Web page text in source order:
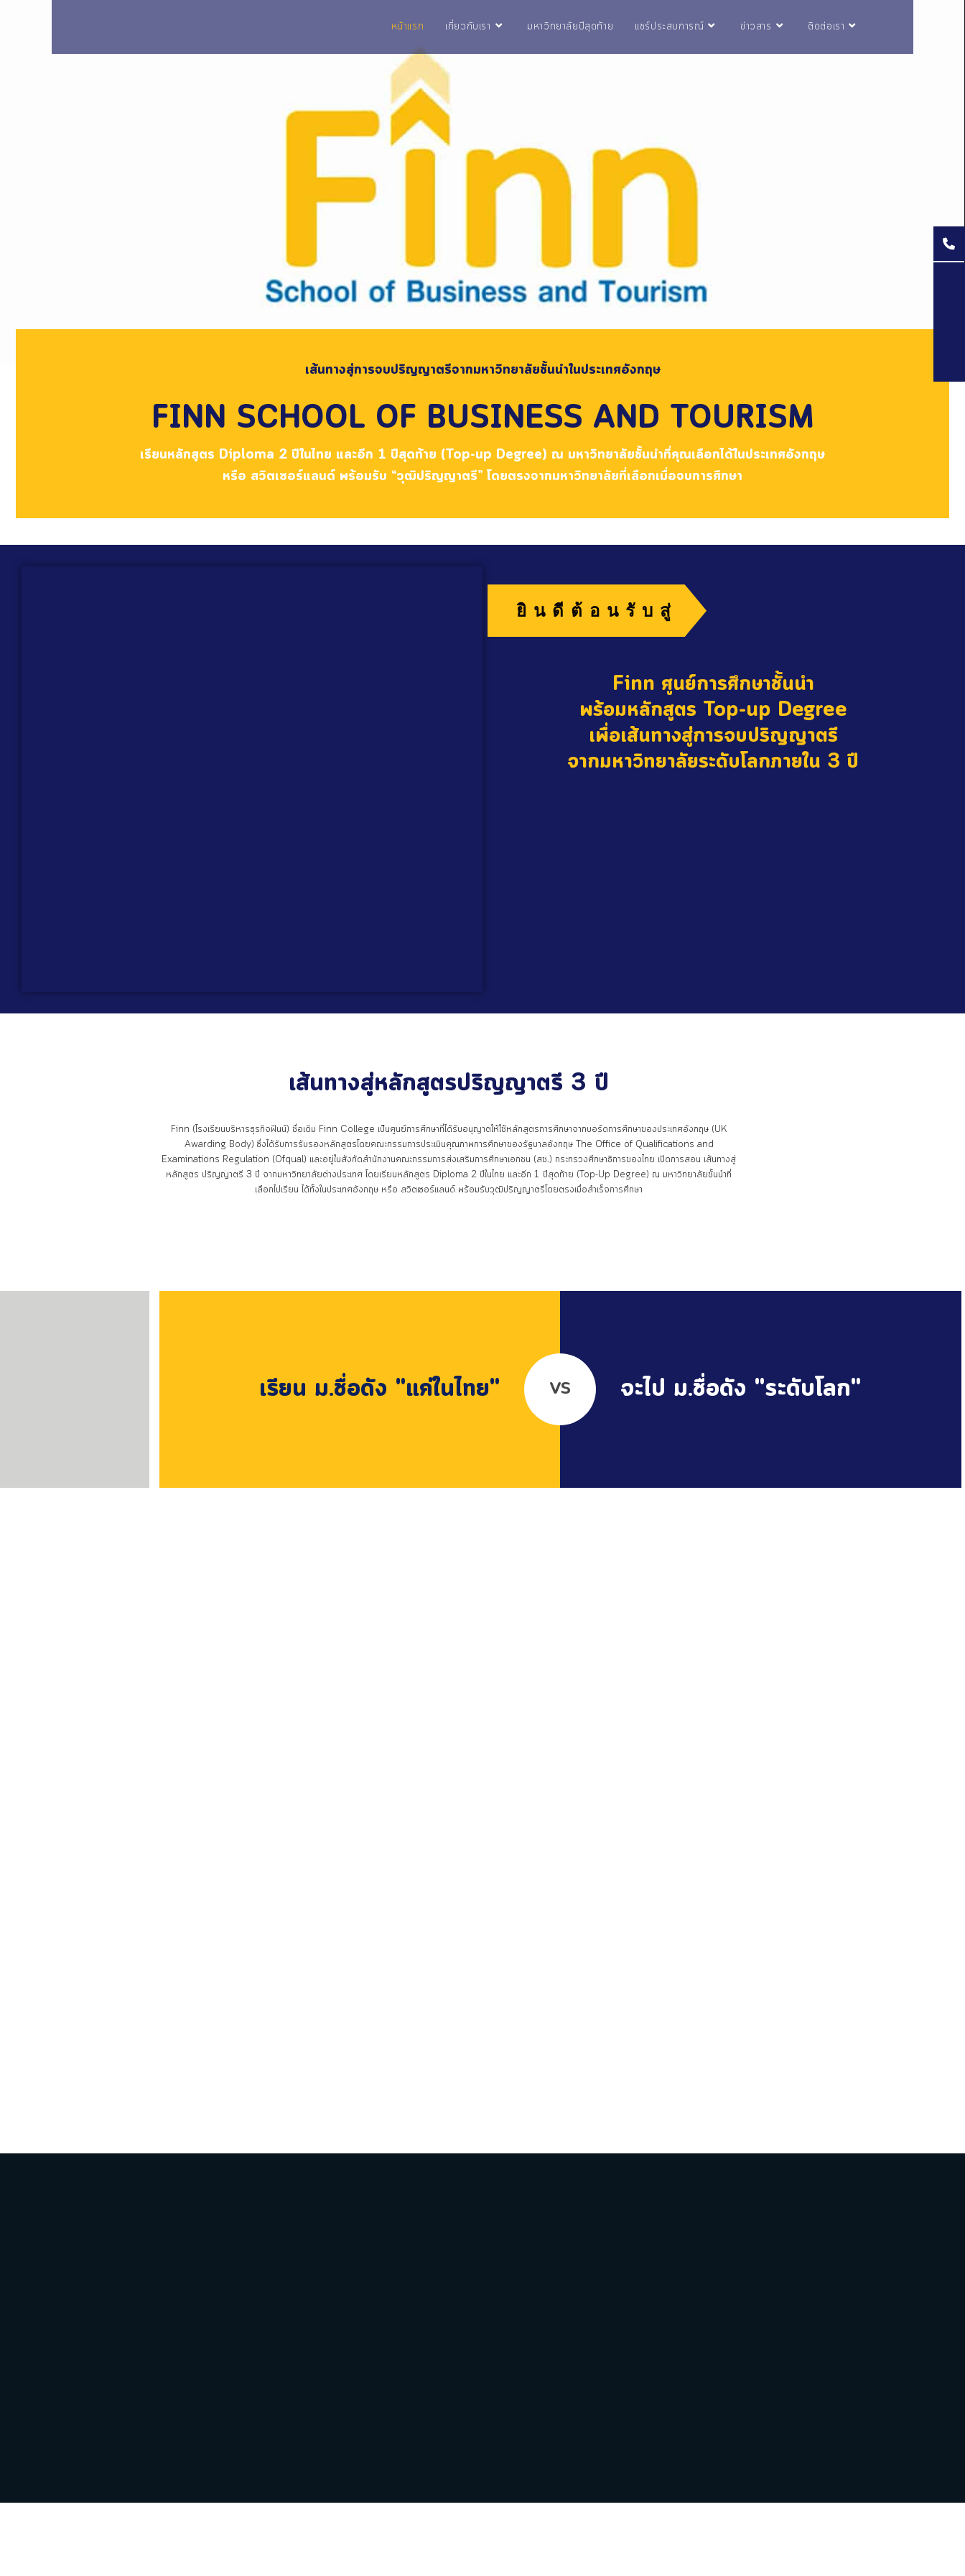
หน้าแรก เกี่ยวกับเรา มหาวิทยาลัยปีสุดท้าย แชร์ประสบการณ์ ข่าวสาร ติดต่อเรา
เส้นทางสู่การจบปริญญาตรีจากมหาวิทยาลัยชั้นนำในประเทศอังกฤษ
FINN SCHOOL OF BUSINESS AND TOURISM
เรียนหลักสูตร Diploma 2 ปีในไทย และอีก 1 ปีสุดท้าย (Top-up Degree) ณ มหาวิทยาลัยชั้นนำที่คุณเลือกได้ในประเทศอังกฤษ
หรือ สวิตเซอร์แลนด์ พร้อมรับ “วุฒิปริญญาตรี” โดยตรงจากมหาวิทยาลัยที่เลือกเมื่อจบการศึกษา
ยินดีต้อนรับสู่
Finn ศูนย์การศึกษาชั้นนำ
พร้อมหลักสูตร Top-up Degree
เพื่อเส้นทางสู่การจบปริญญาตรี
จากมหาวิทยาลัยระดับโลกภายใน 3 ปี
เส้นทางสู่หลักสูตรปริญญาตรี 3 ปี
Finn (โรงเรียนบริหารธุรกิจฟินน์) ชื่อเดิม Finn College เป็นศูนย์การศึกษาที่ได้รับอนุญาตให้ใช้หลักสูตรการศึกษาจากบอร์ดการศึกษาของประเทศอังกฤษ (UK
Awarding Body) ซึ่งได้รับการรับรองหลักสูตรโดยคณะกรรมการประเมินคุณภาพการศึกษาของรัฐบาลอังกฤษ The Office of Qualifications and
Examinations Regulation (Ofqual) และอยู่ในสังกัดสำนักงานคณะกรรมการส่งเสริมการศึกษาเอกชน (สช.) กระทรวงศึกษาธิการของไทย เปิดการสอน เส้นทางสู่
หลักสูตร ปริญญาตรี 3 ปี จากมหาวิทยาลัยต่างประเทศ โดยเรียนหลักสูตร Diploma 2 ปีในไทย และอีก 1 ปีสุดท้าย (Top-Up Degree) ณ มหาวิทยาลัยชั้นนำที่
เลือกไปเรียน ได้ทั้งในประเทศอังกฤษ หรือ สวิตเซอร์แลนด์ พร้อมรับวุฒิปริญญาตรีโดยตรงเมื่อสำเร็จการศึกษา
เรียน ม.ชื่อดัง "แค่ในไทย" จะไป ม.ชื่อดัง "ระดับโลก"